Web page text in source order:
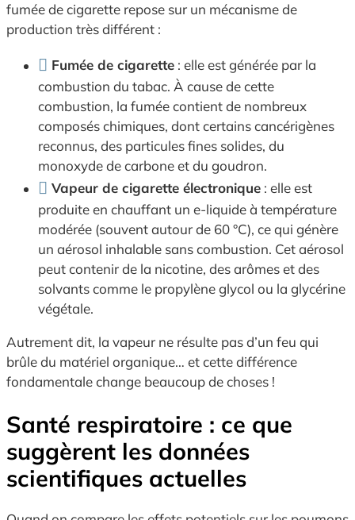
fumée de cigarette repose sur un mécanisme de
production très différent :
Fumée de cigarette : elle est générée par la
combustion du tabac. À cause de cette
combustion, la fumée contient de nombreux
composés chimiques, dont certains cancérigènes
reconnus, des particules fines solides, du
monoxyde de carbone et du goudron.
Vapeur de cigarette électronique : elle est
produite en chauffant un e-liquide à température
modérée (souvent autour de 60 °C), ce qui génère
un aérosol inhalable sans combustion. Cet aérosol
peut contenir de la nicotine, des arômes et des
solvants comme le propylène glycol ou la glycérine
végétale.
Autrement dit, la vapeur ne résulte pas d’un feu qui
brûle du matériel organique… et cette différence
fondamentale change beaucoup de choses !
Santé respiratoire : ce que
suggèrent les données
scientifiques actuelles